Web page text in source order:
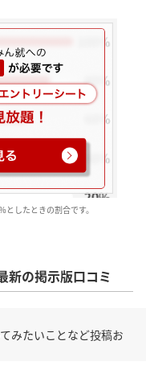
したときの割合です。
新の掲示版口コミ
みたいことなど投稿お